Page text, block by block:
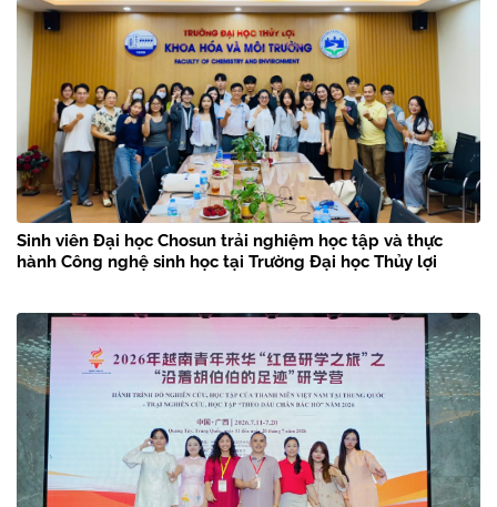
Sinh viên Đại học Chosun trải nghiệm học tập và thực
hành Công nghệ sinh học tại Trường Đại học Thủy lợi